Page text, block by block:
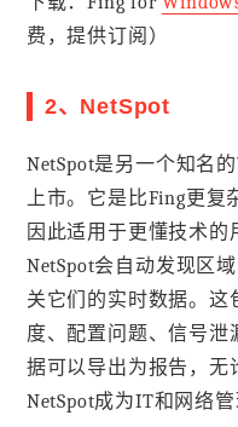
费，提供订阅）
2、NetSpot
NetSpot是另一个知名
上市。它是比Fing更复
因此适用于更懂技术的
NetSpot会自动发现区
关它们的实时数据。这
度、配置问题、信号泄
据可以导出为报告，无
NetSpot成为IT和网络